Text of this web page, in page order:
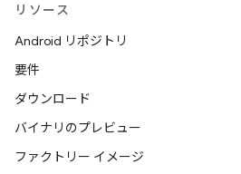
リソース
Android リポジトリ
要件
ダウンロード
バイナリのプレビュー
ファクトリー イメージ